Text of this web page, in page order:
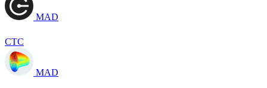
MAD
CTC
MAD